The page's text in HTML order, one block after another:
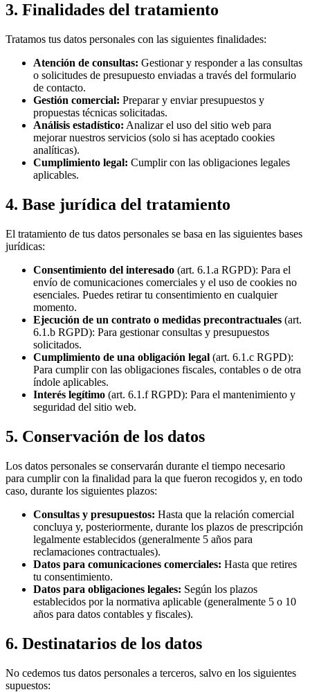
3. Finalidades del tratamiento
Tratamos tus datos personales con las siguientes finalidades:
Atención de consultas: Gestionar y responder a las consultas
o solicitudes de presupuesto enviadas a través del formulario
de contacto.
Gestión comercial: Preparar y enviar presupuestos y
propuestas técnicas solicitadas.
Análisis estadístico: Analizar el uso del sitio web para
mejorar nuestros servicios (solo si has aceptado cookies
analíticas).
Cumplimiento legal: Cumplir con las obligaciones legales
aplicables.
4. Base jurídica del tratamiento
El tratamiento de tus datos personales se basa en las siguientes bases
jurídicas:
Consentimiento del interesado (art. 6.1.a RGPD): Para el
envío de comunicaciones comerciales y el uso de cookies no
esenciales. Puedes retirar tu consentimiento en cualquier
momento.
Ejecución de un contrato o medidas precontractuales (art.
6.1.b RGPD): Para gestionar consultas y presupuestos
solicitados.
Cumplimiento de una obligación legal (art. 6.1.c RGPD):
Para cumplir con las obligaciones fiscales, contables o de otra
índole aplicables.
Interés legítimo (art. 6.1.f RGPD): Para el mantenimiento y
seguridad del sitio web.
5. Conservación de los datos
Los datos personales se conservarán durante el tiempo necesario
para cumplir con la finalidad para la que fueron recogidos y, en todo
caso, durante los siguientes plazos:
Consultas y presupuestos: Hasta que la relación comercial
concluya y, posteriormente, durante los plazos de prescripción
legalmente establecidos (generalmente 5 años para
reclamaciones contractuales).
Datos para comunicaciones comerciales: Hasta que retires
tu consentimiento.
Datos para obligaciones legales: Según los plazos
establecidos por la normativa aplicable (generalmente 5 o 10
años para datos contables y fiscales).
6. Destinatarios de los datos
No cedemos tus datos personales a terceros, salvo en los siguientes
supuestos: